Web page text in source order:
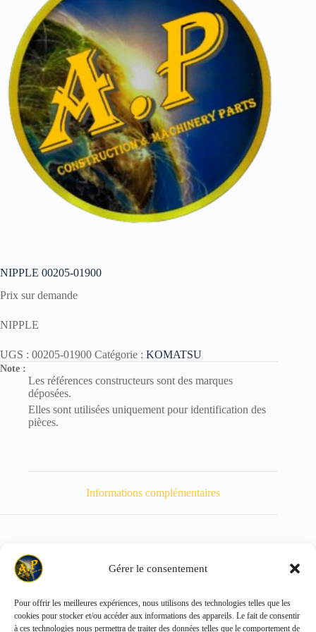
Gérer le consentement
Pour offrir les meilleures expériences, nous utilisons des technologies telles que les
cookies pour stocker et/ou accéder aux informations des appareils. Le fait de consentir
à ces technologies nous permettra de traiter des données telles que le comportement de
NIPPLE 00205-01900
Prix sur demande
NIPPLE
UGS : 00205-01900 Catégorie : KOMATSU
Note :
Les références constructeurs sont des marques
déposées.
Elles sont utilisées uniquement pour identification des
pièces.
Informations complémentaires
Poids 100 kg
Copyright © 2026 - ALL PARTS FRANCE SAS